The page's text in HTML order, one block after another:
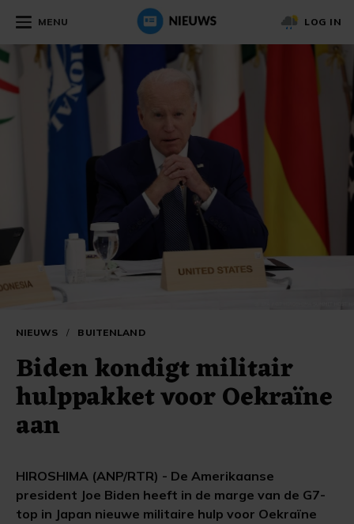
MENU LOG IN
NIEUWS / BUITENLAND
Biden kondigt militair
hulppakket voor Oekraïne
aan
HIROSHIMA (ANP/RTR) - De Amerikaanse
president Joe Biden heeft in de marge van de G7-
top in Japan nieuwe militaire hulp voor Oekraïne